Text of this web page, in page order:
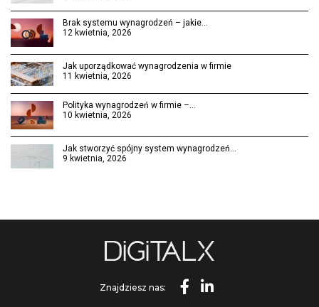
Brak systemu wynagrodzeń – jakie…
12 kwietnia, 2026
Jak uporządkować wynagrodzenia w firmie
11 kwietnia, 2026
Polityka wynagrodzeń w firmie –…
10 kwietnia, 2026
Jak stworzyć spójny system wynagrodzeń…
9 kwietnia, 2026
Znajdziesz nas: